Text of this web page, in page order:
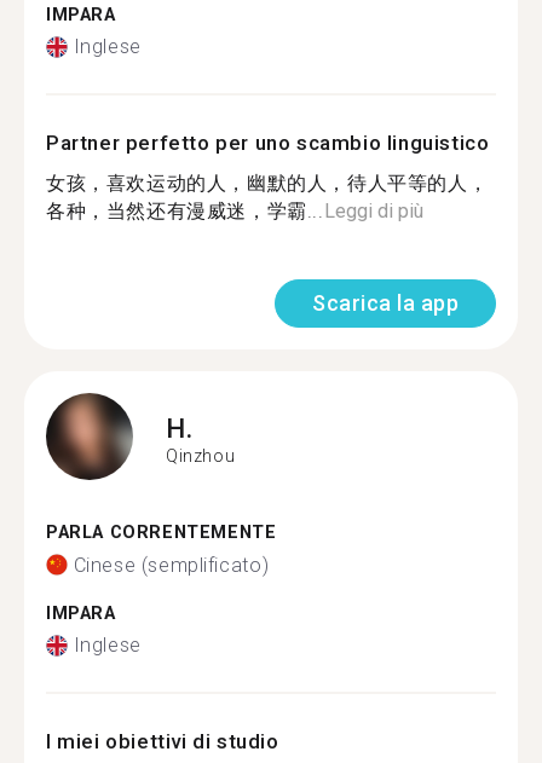
IMPARA
Inglese
Partner perfetto per uno scambio linguistico
女孩，喜欢运动的人，幽默的人，待人平等的人，
各种，当然还有漫威迷，学霸...Leggi di più
Scarica la app
H.
Qinzhou
PARLA CORRENTEMENTE
Cinese (semplificato)
IMPARA
Inglese
I miei obiettivi di studio